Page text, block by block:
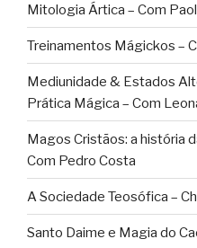
Mitologia Ártica – Com
Treinamentos Mágickos –
Mediunidade & Estados
Prática Mágica – Com
Magos Cristãos: a história
Com Pedro Costa
A Sociedade Teosófica –
Santo Daime e Magia do